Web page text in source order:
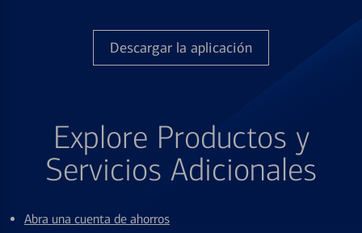
Descargar la aplicación
Explore Productos y
Servicios Adicionales
Abra una cuenta de ahorros